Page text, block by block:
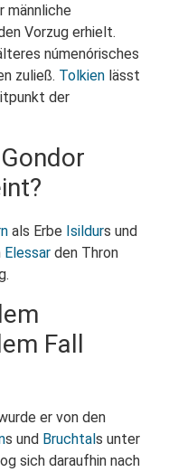
männliche
Vorzug erhielt.
númenórisches
zuließ. Tolkien lässt
der
als Erbe Isildurs und
Elessar den Thron
Fall
er von den
s und Bruchtals unter
sich daraufhin nach